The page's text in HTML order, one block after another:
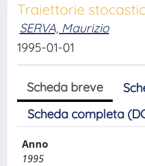
Traiettorie
SERVA, Maurizio
1995-01-01
Scheda breve
Scheda completa
Anno
1995